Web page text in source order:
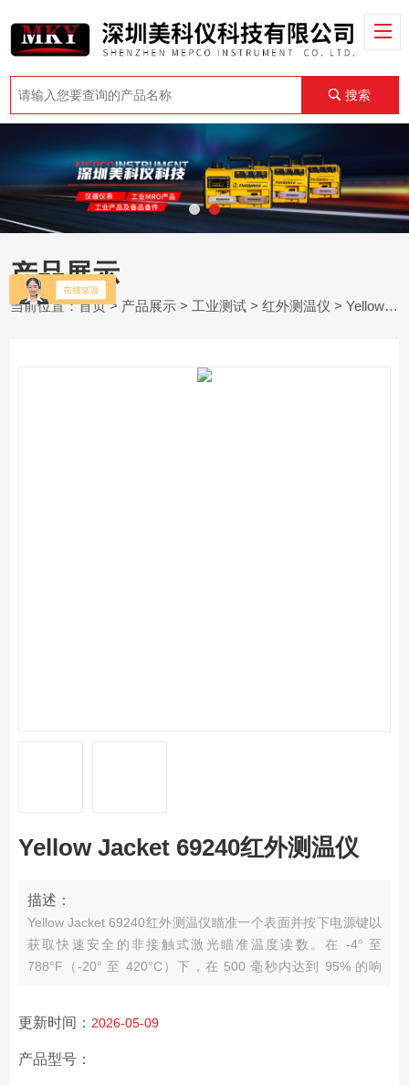
搜索
产品展示
当前位置：首页> 产品展示 > 工业测试 >红外测温仪 > Yellow Jacket 69240红外测温仪
Yellow Jacket 69240红外测温仪
描述：
Yellow Jacket 69240红外测温仪瞄准一个表面并按下电源键以
获取快速安全的非接触式激光瞄准温度读数。在 -4° 至
788°F（-20° 至 420°C）下，在 500 毫秒内达到 95% 的响
更新时间： 2026-05-09
产品型号：